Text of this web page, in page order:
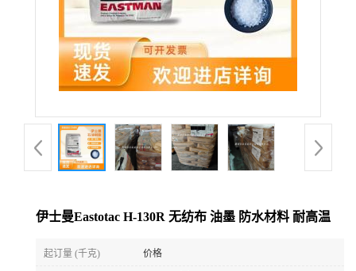
伊士曼Eastotac H-130R 无纺布 油墨 防水材料 耐高温
起订量 (千克) 价格